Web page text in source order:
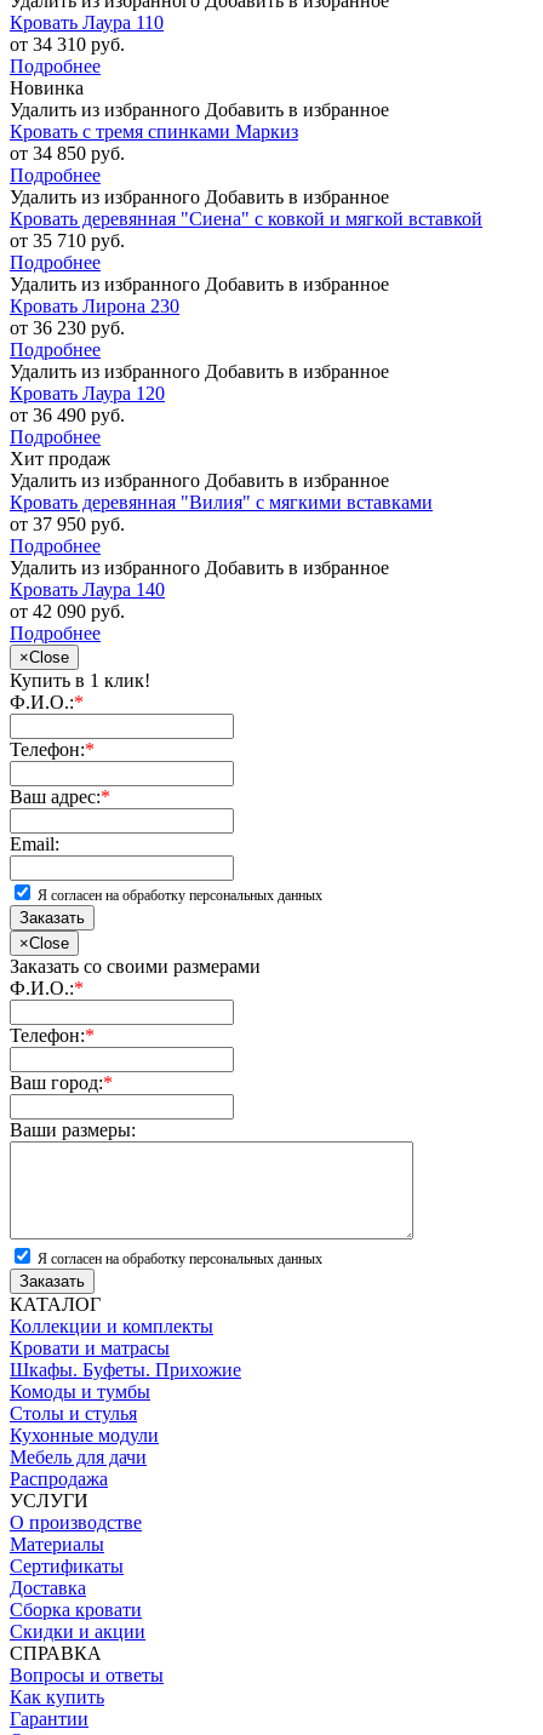
Кровать Лаура 110
от 34 310 руб.
Подробнее
Новинка
Удалить из избранного Добавить в избранное
Кровать с тремя спинками Маркиз
от 34 850 руб.
Подробнее
Удалить из избранного Добавить в избранное
Кровать деревянная "Сиена" с ковкой и мягкой вставкой
от 35 710 руб.
Подробнее
Удалить из избранного Добавить в избранное
Кровать Лирона 230
от 36 230 руб.
Подробнее
Удалить из избранного Добавить в избранное
Кровать Лаура 120
от 36 490 руб.
Подробнее
Хит продаж
Удалить из избранного Добавить в избранное
Кровать деревянная "Вилия" с мягкими вставками
от 37 950 руб.
Подробнее
Удалить из избранного Добавить в избранное
Кровать Лаура 140
от 42 090 руб.
Подробнее
×Close
Купить в 1 клик!
Ф.И.О.:*
Телефон:*
Ваш адрес:*
Email:
Я согласен на обработку персональных данных
Заказать
×Close
Заказать со своими размерами
Ф.И.О.:*
Телефон:*
Ваш город:*
Ваши размеры:
Я согласен на обработку персональных данных
Заказать
КАТАЛОГ
Коллекции и комплекты
Кровати и матрасы
Шкафы. Буфеты. Прихожие
Комоды и тумбы
Столы и стулья
Кухонные модули
Мебель для дачи
Распродажа
УСЛУГИ
О производстве
Материалы
Сертификаты
Доставка
Сборка кровати
Скидки и акции
СПРАВКА
Вопросы и ответы
Как купить
Гарантии